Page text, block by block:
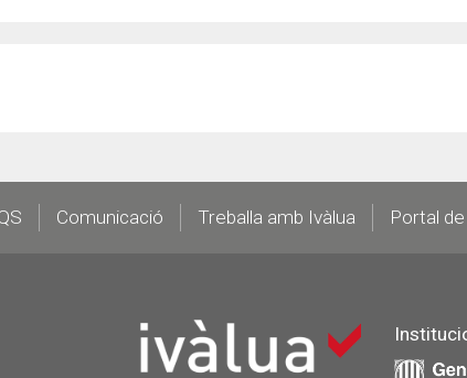
Comunicació Treballa amb Ivàlua Portal